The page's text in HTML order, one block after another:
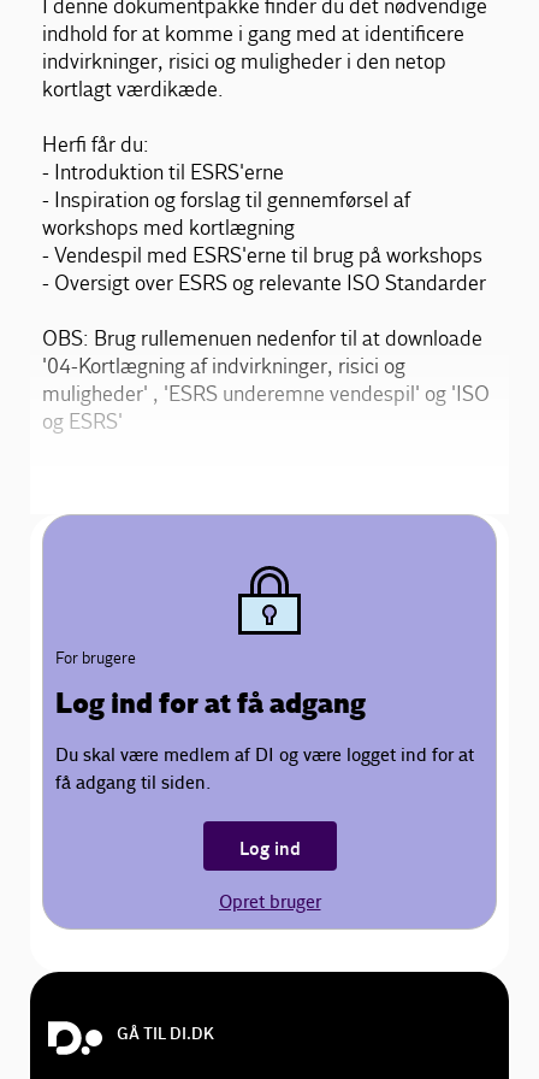
I denne dokumentpakke finder du det nødvendige
indhold for at komme i gang med at identificere
indvirkninger, risici og muligheder i den netop
kortlagt værdikæde.
Herfi får du:
- Introduktion til ESRS'erne
- Inspiration og forslag til gennemførsel af
workshops med kortlægning
- Vendespil med ESRS'erne til brug på workshops
- Oversigt over ESRS og relevante ISO Standarder
OBS: Brug rullemenuen nedenfor til at downloade
'04-Kortlægning af indvirkninger, risici og
muligheder' , 'ESRS underemne vendespil' og 'ISO
og ESRS'
For brugere
Log ind for at få adgang
Du skal være medlem af DI og være logget ind for at
få adgang til siden.
Log ind
Opret bruger
GÅ TIL DI.DK